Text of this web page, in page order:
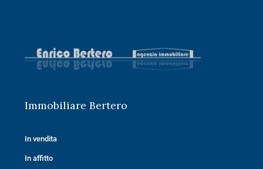
Immobiliare Bertero
In vendita
In affitto